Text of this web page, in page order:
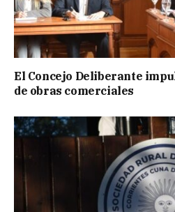
El Concejo Deliberante
de obras comerciales